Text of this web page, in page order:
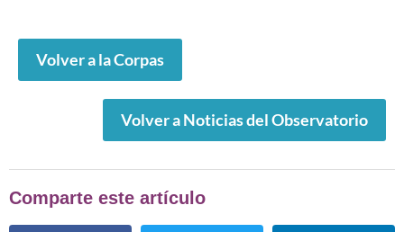
Volver a la Corpas
Volver a Noticias del Observatorio
Comparte este artículo